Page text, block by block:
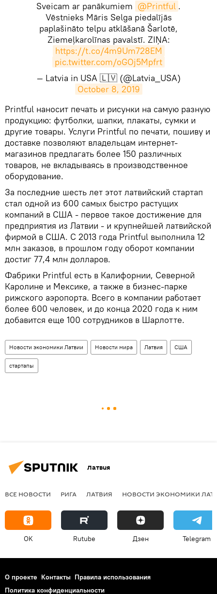
Sveicam ar panākumiem @Printful .
Vēstnieks Māris Selga piedalījās
paplašināto telpu atklāšanā Šarlotē,
Ziemeļkarolīnas pavalstī. ZIŅA:
https://t.co/4m9Um728EM
pic.twitter.com/oGOj5Mpfrt
— Latvia in USA 🇱🇻 (@Latvia_USA)
October 8, 2019
​Printful наносит печать и рисунки на самую разную
продукцию: футболки, шапки, плакаты, сумки и
другие товары. Услуги Printful по печати, пошиву и
доставке позволяют владельцам интернет-
магазинов предлагать более 150 различных
товаров, не вкладываясь в производственное
оборудование.
За последние шесть лет этот латвийский стартап
стал одной из 600 самых быстро растущих
компаний в США - первое такое достижение для
предприятия из Латвии - и крупнейшей латвийской
фирмой в США. С 2013 года Printful выполнила 12
млн заказов, в прошлом году оборот компании
достиг 77,4 млн долларов.
Фабрики Printful есть в Калифорнии, Северной
Каролине и Мексике, а также в бизнес-парке
рижского аэропорта. Всего в компании работает
более 600 человек, и до конца 2020 года к ним
добавится еще 100 сотрудников в Шарлотте.
Новости экономики Латвии Новости мира Латвия США
стартапы
Латвия
ВСЕ НОВОСТИ РИГА ЛАТВИЯ НОВОСТИ ЭКОНОМИКИ
OK Rutube Дзен Telegram
О проекте Контакты Правила использования
Политика конфиденциальности